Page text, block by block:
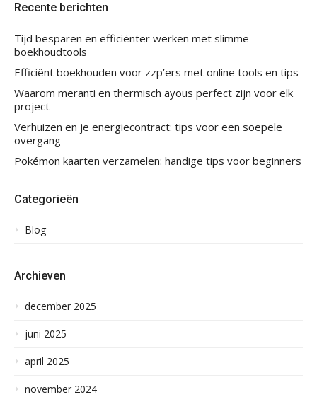
Recente berichten
Tijd besparen en efficiënter werken met slimme
boekhoudtools
Efficiënt boekhouden voor zzp’ers met online tools en tips
Waarom meranti en thermisch ayous perfect zijn voor elk
project
Verhuizen en je energiecontract: tips voor een soepele
overgang
Pokémon kaarten verzamelen: handige tips voor beginners
Categorieën
Blog
Archieven
december 2025
juni 2025
april 2025
november 2024